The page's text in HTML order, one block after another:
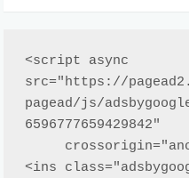
<script async
src="https://
pagead/js/
6596777659429842"
<ins